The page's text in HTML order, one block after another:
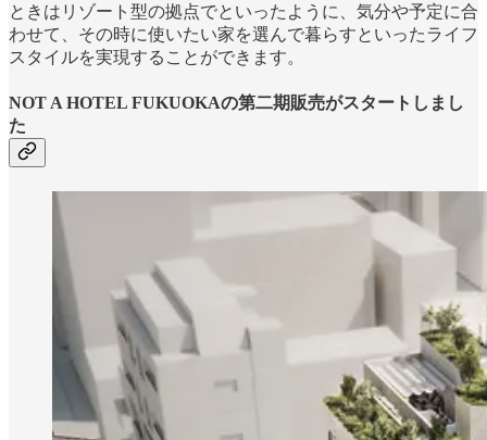
ときはリゾート型の拠点でといったように、気分や予定に合
わせて、その時に使いたい家を選んで暮らすといったライフ
スタイルを実現することができます。
NOT A HOTEL FUKUOKAの第二期販売がスタートしまし
た